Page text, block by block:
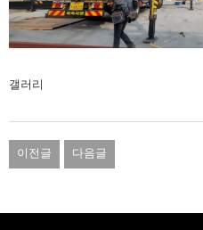
갤러리
이전글 다음글